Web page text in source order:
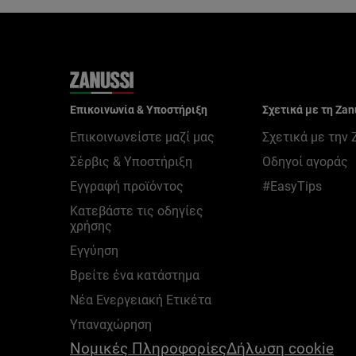
Επικοινωνία & Υποστήριξη
Επικοινωνείστε μαζί μας
Σέρβις & Υποστήριξη
Εγγραφή προϊόντος
Κατεβάστε τις οδηγίες
χρήσης
Εγγύηση
Βρείτε ένα κατάστημα
Νέα Ενεργειακή Ετικέτα
Υπαναχώρηση
Σχετικά με τη
Σχετικά με την
Οδηγοί αγοράς
#EasyTips
Nομικές ΠληροφορίεςΔήλωση cookie